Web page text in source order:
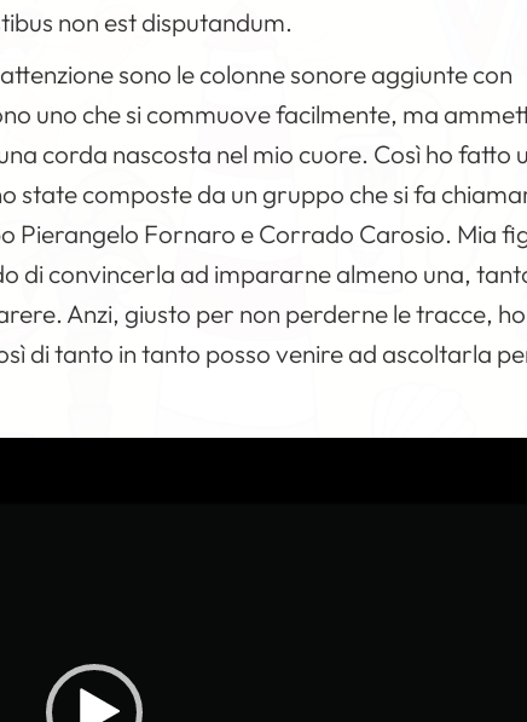
non est disputandum.
sono le colonne sonore aggiunte con
uno che si commuove facilmente, ma
corda nascosta nel mio cuore. Così ho fatto
state composte da un gruppo che si fa
Pierangelo Fornaro e Corrado Carosio. Mia
di convincerla ad impararne almeno una,
Anzi, giusto per non perderne le tracce, ho
di tanto in tanto posso venire ad ascoltarla